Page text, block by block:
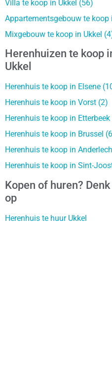
Villa te koop in Ukkel (56)
Appartementsgebouw te koop
Mixgebouw te koop in Ukkel
Herenhuizen te koop
Ukkel
Herenhuis te koop in Elsene
Herenhuis te koop in Vorst (2)
Herenhuis te koop in Etterbeek
Herenhuis te koop in Brussel
Herenhuis te koop in
Herenhuis te koop in Sint-
Kopen of huren?
op
Herenhuis te huur Ukkel